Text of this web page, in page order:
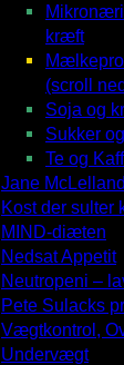
kræft
(scroll
Soja og
Sukker
Te og
Jane
Kost der sulter
MIND-diæten
Nedsat Appetit
Neutropeni –
Pete Sulacks
Vægtkontrol,
Undervægt